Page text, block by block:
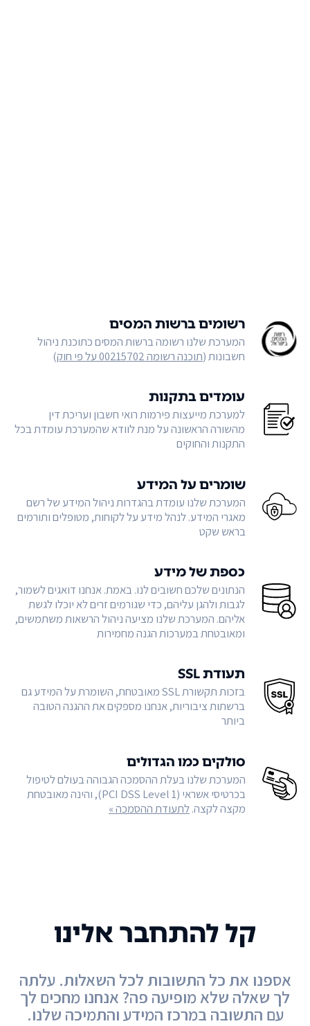
רשומים ברשות המסים
המערכת שלנו רשומה ברשות המסים כתוכנת ניהול
חשבונות (תוכנה רשומה 00215702 על פי חוק )
עומדים בתקנות
למערכת מייעצות פירמות רואי חשבון ועריכת דין
מהשורה הראשונה על מנת לוודא שהמערכת עומדת בכל
התקנות והחוקים
שומרים על המידע
המערכת שלנו עומדת בהגדרות ניהול המידע של רשם
מאגרי המידע. לנהל מידע על לקוחות, מטופלים ותורמים
בראש שקט
כספת של מידע
הנתונים שלכם חשובים לנו. באמת. אנחנו דואגים לשמור,
לגבות ולהגן עליהם, כדי שגורמים זרים לא יוכלו לגשת
אליהם. המערכת שלנו מציעה ניהול הרשאות משתמשים,
ומאובטחת במערכות הגנה מחמירות
תעודת SSL
בזכות תקשורת SSL מאובטחת, השומרת על המידע גם
ברשתות ציבוריות, אנחנו מספקים את ההגנה הטובה
ביותר
סולקים כמו הגדולים
המערכת שלנו בעלת ההסמכה הגבוהה בעולם לטיפול
בכרטיסי אשראי (PCI DSS Level 1), והינה מאובטחת
מקצה לקצה.לתעודת ההסמכה »
קל להתחבר אלינו
אספנו את כל התשובות לכל השאלות. עלתה
לך שאלה שלא מופיעה פה? אנחנו מחכים לך
עם התשובה במרכז המידע והתמיכה שלנו.